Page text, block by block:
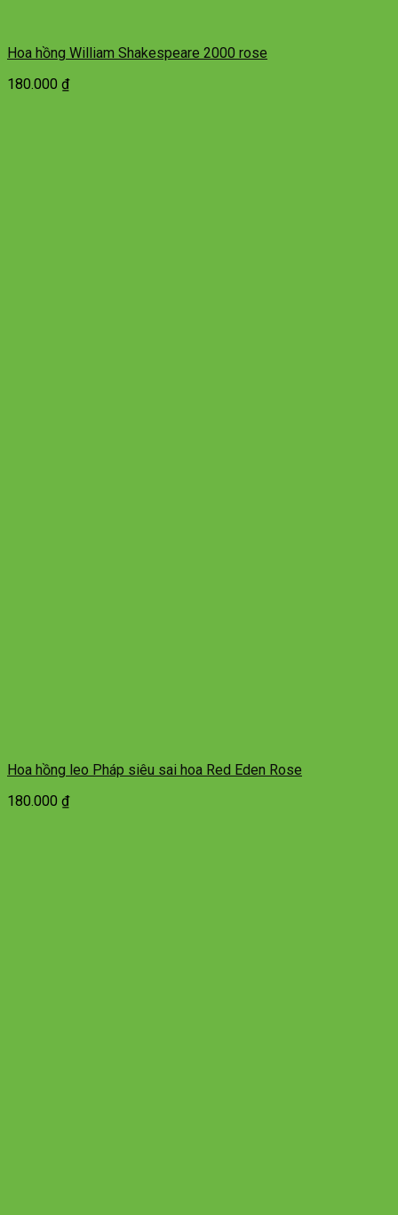
Hoa hồng William Shakespeare 2000 rose
180.000 ₫
Hoa hồng leo Pháp siêu sai hoa Red Eden Rose
180.000 ₫